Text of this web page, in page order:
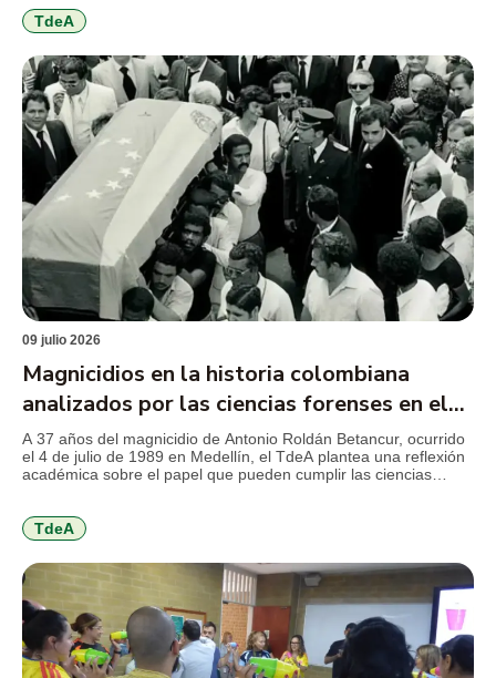
ciberseguridad, hacking ético y resolución de problemas
técnicos. El […]
TdeA
09 julio 2026
Magnicidios en la historia colombiana
analizados por las ciencias forenses en el
TdeA
A 37 años del magnicidio de Antonio Roldán Betancur, ocurrido
el 4 de julio de 1989 en Medellín, el TdeA plantea una reflexión
académica sobre el papel que pueden cumplir las ciencias
la justicia, la […]
TdeA